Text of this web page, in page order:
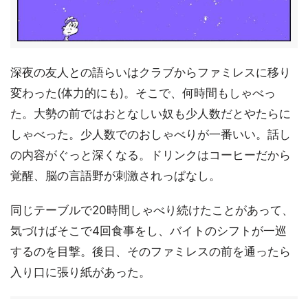
深夜の友人との語らいはクラブからファミレスに移り
変わった(体力的にも)。そこで、何時間もしゃべっ
た。大勢の前ではおとなしい奴も少人数だとやたらに
しゃべった。少人数でのおしゃべりが一番いい。話し
の内容がぐっと深くなる。ドリンクはコーヒーだから
覚醒、脳の言語野が刺激されっぱなし。
同じテーブルで20時間しゃべり続けたことがあって、
気づけばそこで4回食事をし、バイトのシフトが一巡
するのを目撃。後日、そのファミレスの前を通ったら
入り口に張り紙があった。